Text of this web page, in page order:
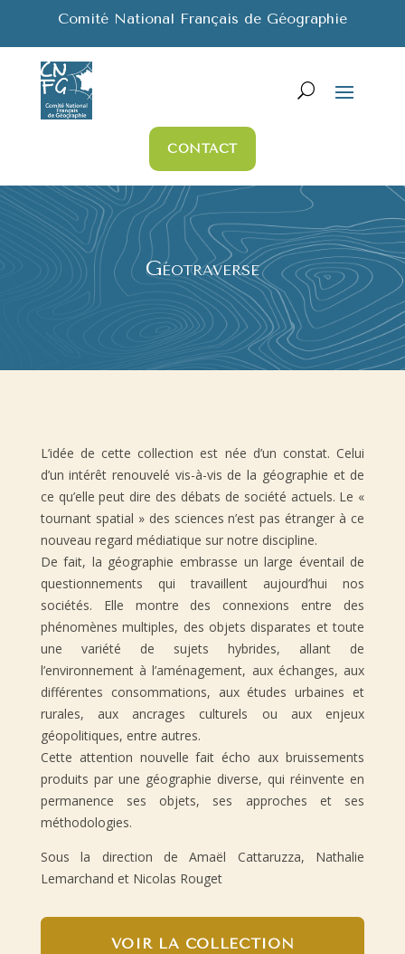
Comité National Français de Géographie
CONTACT
Géotraverse
L’idée de cette collection est née d’un constat. Celui
d’un intérêt renouvelé vis-à-vis de la géographie et de
ce qu’elle peut dire des débats de société actuels. Le «
tournant spatial » des sciences n’est pas étranger à ce
nouveau regard médiatique sur notre discipline.
De fait, la géographie embrasse un large éventail de
questionnements qui travaillent aujourd’hui nos
sociétés. Elle montre des connexions entre des
phénomènes multiples, des objets disparates et toute
une variété de sujets hybrides, allant de
l’environnement à l’aménagement, aux échanges, aux
différentes consommations, aux études urbaines et
rurales, aux ancrages culturels ou aux enjeux
géopolitiques, entre autres.
Cette attention nouvelle fait écho aux bruissements
produits par une géographie diverse, qui réinvente en
permanence ses objets, ses approches et ses
méthodologies.
Sous la direction de Amaël Cattaruzza, Nathalie
Lemarchand et Nicolas Rouget
VOIR LA COLLECTION